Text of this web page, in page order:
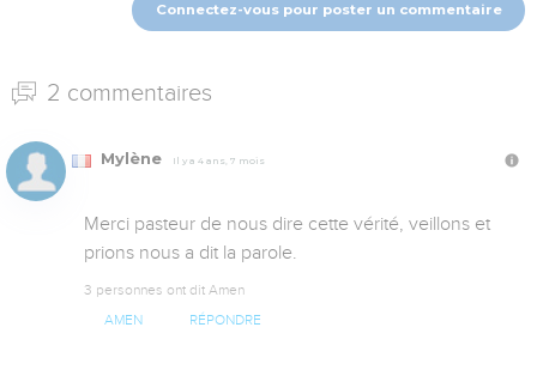
Connectez-vous pour poster un commentaire
2 commentaires
Mylène Il y a 4 ans, 7 mois
Merci pasteur de nous dire cette vérité, veillons et
prions nous a dit la parole.
3 personnes ont dit Amen
AMEN RÉPONDRE